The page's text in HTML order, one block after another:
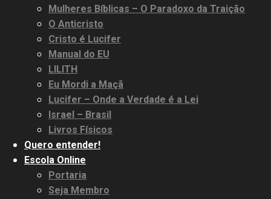
Mulheres Bíblicas – O Paradoxo da Traição
O Anticristo
Cristo é Lucifer
Manual do EU
LILITH
Eu Mordi a Maçã
Lucifer – Onde a Verdade é a Lei
Israel – Brasil
Livros Físicos
Quero entender!
Escola Online
Portaria
Seja Membro